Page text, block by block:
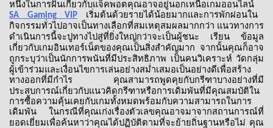
หนึ่งในการฝันเกี่ยวกับแจ็คพอตคุณอาจอยู่นอกเหนือเกมออนไลน์
SA Gaming VIP
เริ่มต้นด้วยรายได้น้อยมากและการพักผ่อนใน
กิจกรรมทั่วไปอาจเป็นทางเลือกที่สมเหตุสมผลมากกว่า แนวทางการ
ดำเนินการนี้จะปูทางไปสู่ที่ยิ่งใหญ่กว่าจะเป็นผู้ชนะ
เรียน
ข้อมูล
เกี่ยวกับเกมอินเทอร์เน็ตของคุณเป็นสิ่งสำคัญมาก
จากนั้นคุณก็อาจ
ถูกระบุว่าเป็นนักการพนันที่มีประสิทธิภาพ เป็นคนวิเคราะห์ วัดกลุ่ม
ผู้เข้าร่วมและเงื่อนไขการเล่นอย่างสม่ำเสมอเป็นอย่างดีเพื่อสร้าง
ทางออกที่มีกำไร
คุณสามารถพูดคุยกับกรีฑาบางอย่างที่มี
ประสบการณ์เกี่ยวกับแนวคิดกรีฑาหรือการเดิมพันที่มีคุณสมบัติใน
การซื้อความคุ้นเคยกับเกมทั้งหมดพร้อมกับความสามารถในการ
เดิมพัน
ในกรณีที่คุณเก่งเรื่องตัวเลขคุณอาจมาจากสถานการณ์ที่
ยอดเยี่ยมเพื่อค้นหาว่าคุณได้ปฏิบัติตามที่จะย้ายถิ่นฐานหรือไม่ คุณ